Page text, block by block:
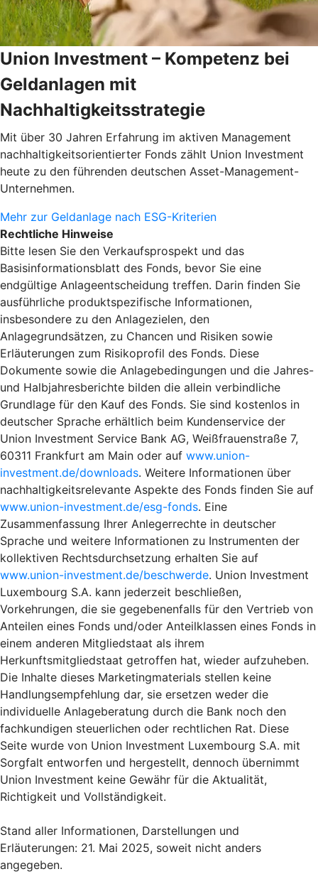
Union Investment – Kompetenz bei
Geldanlagen mit
Nachhaltigkeitsstrategie
Mit über 30 Jahren Erfahrung im aktiven Management
nachhaltigkeitsorientierter Fonds zählt Union Investment
heute zu den führenden deutschen Asset-Management-
Unternehmen.
Mehr zur Geldanlage nach ESG-Kriterien
Rechtliche Hinweise
Bitte lesen Sie den Verkaufsprospekt und das
Basisinformationsblatt des Fonds, bevor Sie eine
endgültige Anlageentscheidung treffen. Darin finden Sie
ausführliche produktspezifische Informationen,
insbesondere zu den Anlagezielen, den
Anlagegrundsätzen, zu Chancen und Risiken sowie
Erläuterungen zum Risikoprofil des Fonds. Diese
Dokumente sowie die Anlagebedingungen und die Jahres-
und Halbjahresberichte bilden die allein verbindliche
Grundlage für den Kauf des Fonds. Sie sind kostenlos in
deutscher Sprache erhältlich beim Kundenservice der
Union Investment Service Bank AG, Weißfrauenstraße 7,
60311 Frankfurt am Main oder auf www.union-
investment.de/downloads. Weitere Informationen über
nachhaltigkeitsrelevante Aspekte des Fonds finden Sie auf
www.union-investment.de/esg-fonds. Eine
Zusammenfassung Ihrer Anlegerrechte in deutscher
Sprache und weitere Informationen zu Instrumenten der
kollektiven Rechtsdurchsetzung erhalten Sie auf
www.union-investment.de/beschwerde. Union Investment
Luxembourg S.A. kann jederzeit beschließen,
Vorkehrungen, die sie gegebenenfalls für den Vertrieb von
Anteilen eines Fonds und/oder Anteilklassen eines Fonds in
einem anderen Mitgliedstaat als ihrem
Herkunftsmitgliedstaat getroffen hat, wieder aufzuheben.
Die Inhalte dieses Marketingmaterials stellen keine
Handlungsempfehlung dar, sie ersetzen weder die
individuelle Anlageberatung durch die Bank noch den
fachkundigen steuerlichen oder rechtlichen Rat. Diese
Seite wurde von Union Investment Luxembourg S.A. mit
Sorgfalt entworfen und hergestellt, dennoch übernimmt
Union Investment keine Gewähr für die Aktualität,
Richtigkeit und Vollständigkeit.
Stand aller Informationen, Darstellungen und
Erläuterungen: 21. Mai 2025, soweit nicht anders
angegeben.